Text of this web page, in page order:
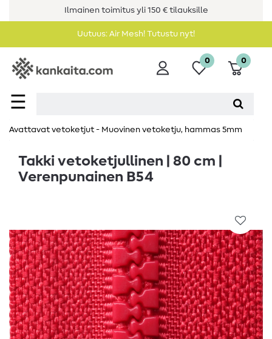
Ilmainen toimitus yli 150 € tilauksille
Uutuus: Air Mesh! Tutustu nyt!
☰
0 0
Avattavat vetoketjut - Muovinen vetoketju, hammas 5mm
Takki vetoketjullinen | 80 cm |
Verenpunainen B54